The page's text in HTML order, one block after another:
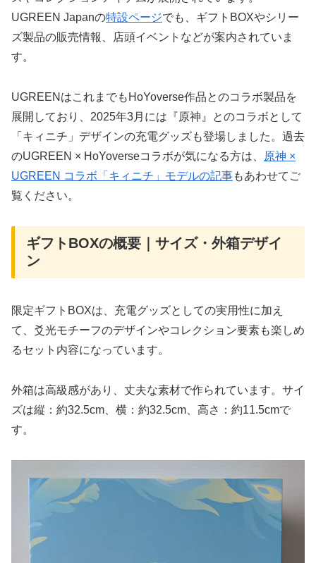
UGREEN Japanの特設ページでも、ギフトBOXやシリー
ズ製品の販売情報、店頭イベントなどが案内されていま
す。
UGREENはこれまでもHoYoverse作品とのコラボ製品を
展開しており、2025年3月には『原神』とのコラボとして
「キィニチ」デザインの充電グッズも登場しました。過去
のUGREEN × HoYoverseコラボが気になる方は、
原神 ×
UGREEN コラボ「キィニチ」モデルの記事もあわせてご
覧ください。
ギフトBOXの概要｜サイズ・外箱デザイ
ン
限定ギフトBOXは、充電グッズとしての実用性に加え
て、爻光モチーフのデザインやコレクション要素も楽しめ
るセット内容になっています。
外箱は高級感があり、丈夫な素材で作られています。サイ
ズは縦：約32.5cm、横：約32.5cm、高さ：約11.5cmで
す。